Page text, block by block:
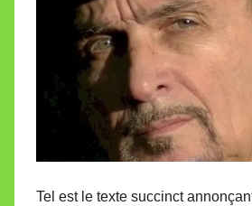
i
l
l
e
V
a
e
Tel est le texte succinct